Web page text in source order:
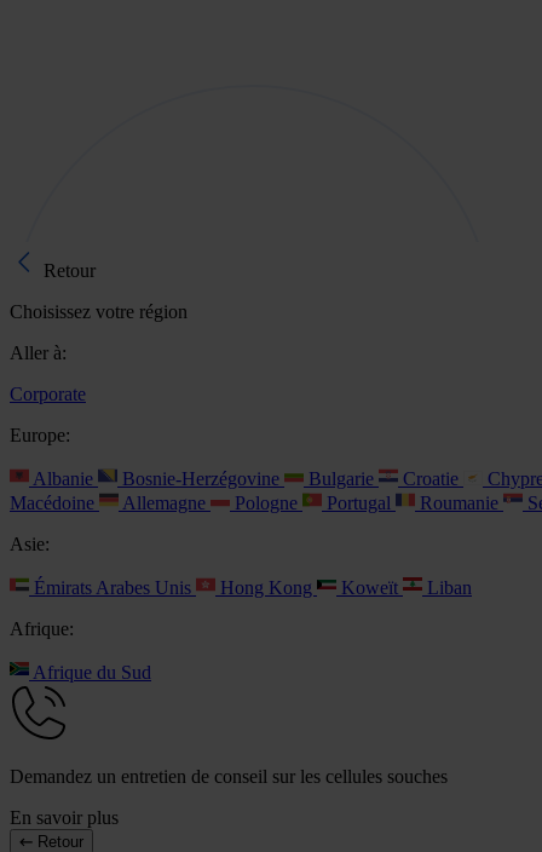
Retour
Choisissez votre région
Aller à:
Corporate
Europe:
Albanie Bosnie-Herzégovine Bulgarie Croatie
Macédoine
Allemagne Pologne Portugal Roumanie
Asie:
Émirats Arabes Unis Hong Kong Koweït
Liban
Afrique:
Afrique du Sud
Demandez un entretien de conseil sur les cellules souches
En savoir plus
Retour